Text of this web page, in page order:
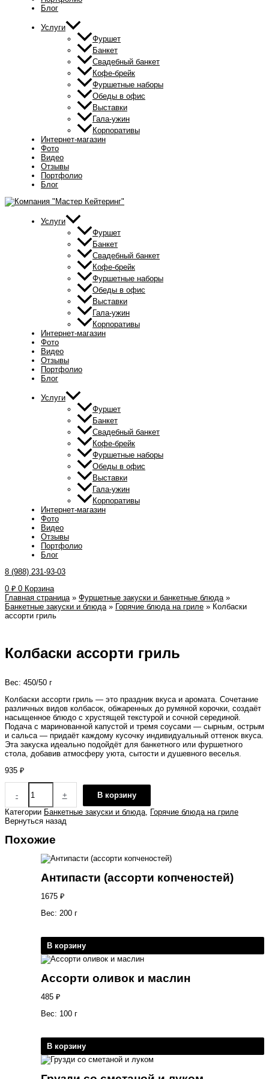
Блог
Услуги
Фуршет
Банкет
Свадебный банкет
Кофе-брейк
Фуршетные наборы
Обеды в офис
Выставки
Гала-ужин
Корпоративы
Интернет-магазин
Фото
Видео
Отзывы
Портфолио
Блог
Услуги
Фуршет
Банкет
Свадебный банкет
Кофе-брейк
Фуршетные наборы
Обеды в офис
Выставки
Гала-ужин
Корпоративы
Интернет-магазин
Фото
Видео
Отзывы
Портфолио
Блог
Услуги
Фуршет
Банкет
Свадебный банкет
Кофе-брейк
Фуршетные наборы
Обеды в офис
Выставки
Гала-ужин
Корпоративы
Интернет-магазин
Фото
Видео
Отзывы
Портфолио
Блог
8 (988) 231-93-03
0 ₽ 0 Корзина
Главная страница » Фуршетные закуски и банкетные блюда »
Банкетные закуски и блюда » Горячие блюда на гриле » Колбаски
ассорти гриль
Колбаски ассорти гриль
Вес: 450/50 г
Колбаски ассорти гриль — это праздник вкуса и аромата. Сочетание
различных видов колбасок, обжаренных до румяной корочки, создаёт
насыщенное блюдо с хрустящей текстурой и сочной серединой.
Подача с маринованной капустой и тремя соусами — сырным, острым
и сальса — придаёт каждому кусочку индивидуальный оттенок вкуса.
Эта закуска идеально подойдёт для банкетного или фуршетного
стола, добавив атмосферу уюта, сытости и душевного веселья.
935 ₽
- +
В корзину
Категории Банкетные закуски и блюда, Горячие блюда на гриле
Вернуться назад
Похожие
Антипасти (ассорти копченостей)
1675 ₽
Вес: 200 г
В корзину
Ассорти оливок и маслин
485 ₽
Вес: 100 г
В корзину